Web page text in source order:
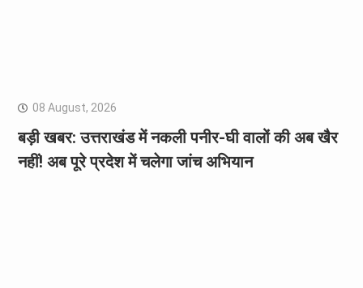
08 August, 2026
बड़ी खबर: उत्तराखंड में नकली पनीर-घी वालों की अब खैर
नहीं! अब पूरे प्रदेश में चलेगा जांच अभियान